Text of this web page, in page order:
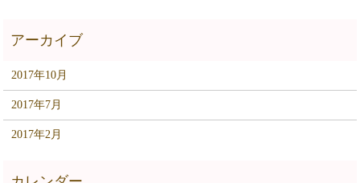
2017年10月
2017年7月
2017年2月